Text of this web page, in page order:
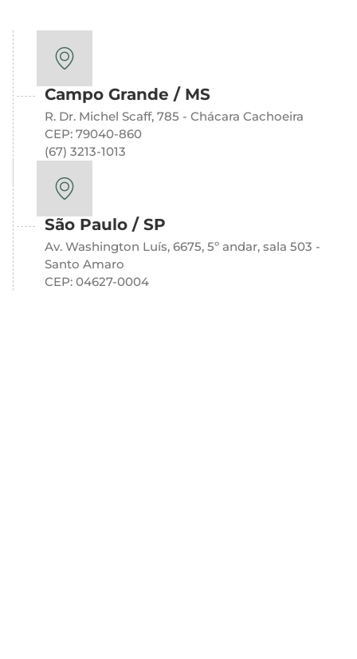
Campo Grande / MS
R. Dr. Michel Scaff, 785 - Chácara Cachoeira
CEP: 79040-860
(67) 3213-1013
São Paulo / SP
Av. Washington Luís, 6675, 5º andar, sala 503 -
Santo Amaro
CEP: 04627-0004